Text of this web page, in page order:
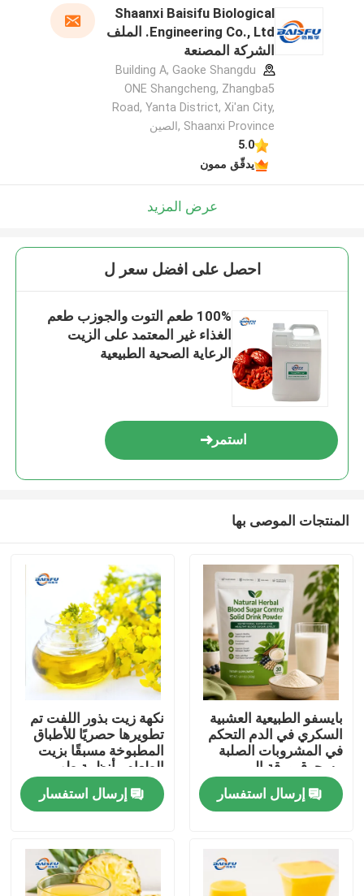
المنزل
فيديوهات
Shaanxi Baisifu Biological
Engineering Co., Ltd. الملف
الشركة المصنعة
Building A, Gaoke Shangdu
ONE Shangcheng, Zhangba5
Road, Yanta District, Xi'an City,
Shaanxi Province ,الصين
5.0
يدقّق ممون
عرض المزيد
احصل على افضل سعر ل
100% طعم التوت والجوزب طعم
الغذاء غير المعتمد على الزيت
الرعاية الصحية الطبيعية
استمر
المنتجات الموصى بها
بايسفو الطبيعية العشبية
السكري في الدم التحكم
في المشروبات الصلبة
مسحوق ورقة المربى
جذر كودزو الجينسنغ
جوجي التوت بذور كاسيا
لدعم الجلوكوز الصحية
إرسال استفسار
نكهة زيت بذور اللفت تم
تطويرها حصريًا للأطباق
المطبوخة مسبقًا بزيت
الطعام وأنظمة طهي
الطعام الصينية
إرسال استفسار